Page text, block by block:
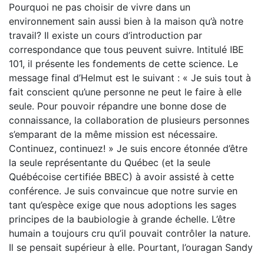
Pourquoi ne pas choisir de vivre dans un
environnement sain aussi bien à la maison qu’à notre
travail? Il existe un cours d’introduction par
correspondance que tous peuvent suivre. Intitulé IBE
101, il présente les fondements de cette science. Le
message final d’Helmut est le suivant : « Je suis tout à
fait conscient qu’une personne ne peut le faire à elle
seule. Pour pouvoir répandre une bonne dose de
connaissance, la collaboration de plusieurs personnes
s’emparant de la même mission est nécessaire.
Continuez, continuez! » Je suis encore étonnée d’être
la seule représentante du Québec (et la seule
Québécoise certifiée BBEC) à avoir assisté à cette
conférence. Je suis convaincue que notre survie en
tant qu’espèce exige que nous adoptions les sages
principes de la baubiologie à grande échelle. L’être
humain a toujours cru qu’il pouvait contrôler la nature.
Il se pensait supérieur à elle. Pourtant, l’ouragan Sandy